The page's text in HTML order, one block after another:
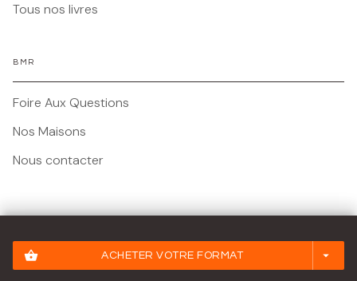
shopping_basket ACHETER VOTRE FORMAT arrow_drop_down
Tous nos livres
BMR
Foire Aux Questions
Nos Maisons
Nous contacter
Mentions légales
Conditions Générales d'Utilisation